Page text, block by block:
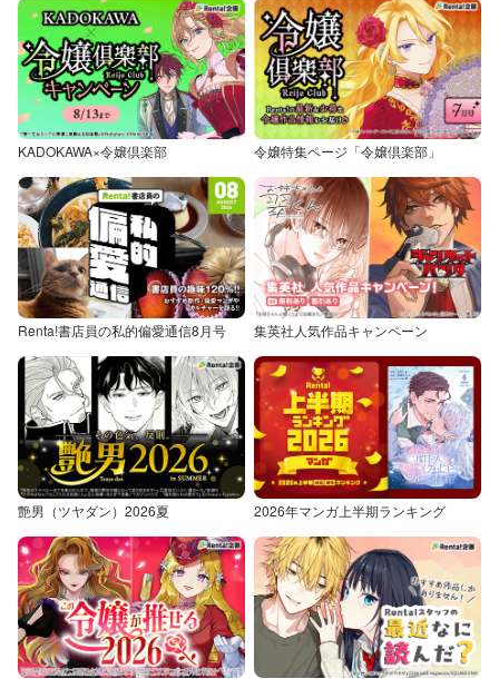
KADOKAWA×令嬢倶楽部 令嬢特集ページ「令嬢倶楽部」
Renta!書店員の私的偏愛通信8月号 集英社人気作品キャンペーン
艶男（ツヤダン）2026夏 2026年マンガ上半期ランキング